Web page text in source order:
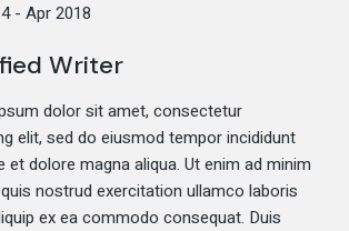
- Apr 2018
Writer
dolor sit amet, consectetur
elit, sed do eiusmod tempor incididunt
et dolore magna aliqua. Ut enim ad minim
nostrud exercitation ullamco laboris
ex ea commodo consequat. Duis